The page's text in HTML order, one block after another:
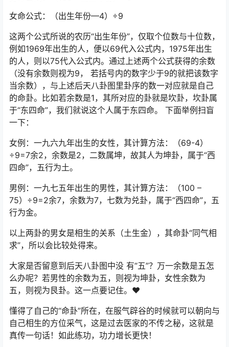
女命公式：（出生年份—4）÷9
这两个公式所说的农历“出生年份”，仅取个位数与十位数，
例如1969年出生的人，便以69代入公式内，1975年出生
的人，则以75代入公式内。通过上述两个公式获得的余数
（没有余数则视为9， 若括号内的数字少于9的就把该数字
当余数），与上述后天八卦图里卦序的数一对应就是自己
的命卦。比如若余数是1，其所对应的卦就是坎卦，坎卦属
于“东四命”，我们就说这个人属于东四命。 下面举例扫盲
一下：
女例：一九六九年出生的女性，其计算方法：（69-4）
÷9=7余2，余数是2，二数属坤，故其人为坤卦，属于“西
四命”，五行为土。
男例：一九七五年出生的男性，其计算方法：（100 –
75）÷9=2余7，余数为7，七数为兑卦，属于“西四命”，五
行为金。
以上两卦的男女是相生的关系（土生金），其命卦“同气相
求”，所以会比较处得来。
大家是否留意到后天八卦图中没 有“五”？万一余数是五怎
么办呢？若男性的余数为五，则视为坤卦，女性余数为
五，则视为艮卦。这一点要记住。❤️
懂得了自己的“命卦”所在，在服气辟谷的时候就可以朝向与
自己相生的方位采气，这是过去医家的不传之秘，这就是
真传一句话！如此练功，功力增长更快！